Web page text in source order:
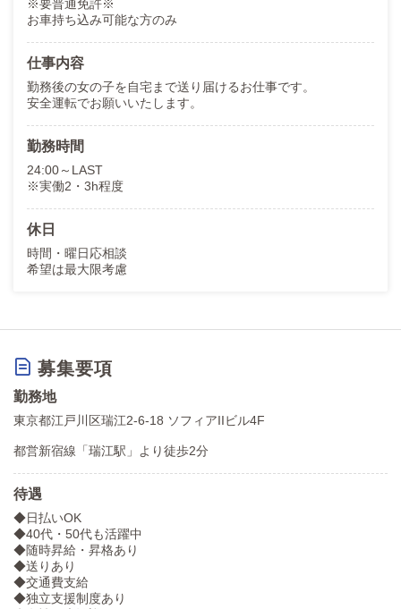
※要普通免許※
お車持ち込み可能な方のみ
仕事内容
勤務後の女の子を自宅まで送り届けるお仕事です。
安全運転でお願いいたします。
勤務時間
24:00～LAST
※実働2・3h程度
休日
時間・曜日応相談
希望は最大限考慮
募集要項
勤務地
東京都江戸川区瑞江2-6-18 ソフィアIIビル4F
都営新宿線「瑞江駅」より徒歩2分
待遇
◆日払いOK
◆40代・50代も活躍中
◆随時昇給・昇格あり
◆送りあり
◆交通費支給
◆独立支援制度あり